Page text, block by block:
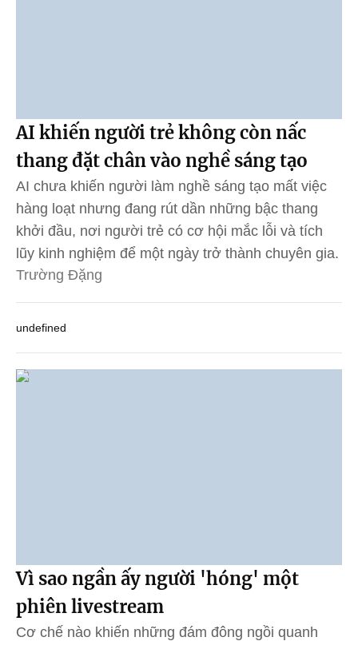
AI khiến người trẻ không còn nấc
thang đặt chân vào nghề sáng tạo
AI chưa khiến người làm nghề sáng tạo mất việc
hàng loạt nhưng đang rút dần những bậc thang
khởi đầu, nơi người trẻ có cơ hội mắc lỗi và tích
lũy kinh nghiệm để một ngày trở thành chuyên gia.
Trường Đặng
undefined
Vì sao ngần ấy người 'hóng' một
phiên livestream
Cơ chế nào khiến những đám đông ngồi quanh